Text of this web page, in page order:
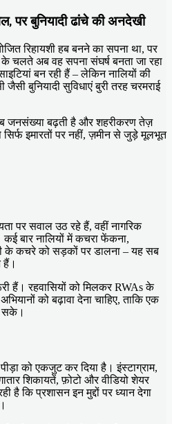
पर बुनियादी ढांचे की अनदेखी
रिहायशी हब बनने का सपना था, पर
चलते अब वह सपना संघर्ष बनता जा रहा
बन रही हैं – लेकिन नालियों की
बुनियादी सुविधाएं बुरी तरह चरमराई
जनसंख्या बढ़ती है और शहरीकरण तेज़
सिर्फ इमारतों पर नहीं, ज़मीन से जुड़े मूलभूत
पर सवाल उठ रहे हैं, वहीं नागरिक
कई बार नालियों में कचरा फेंकना,
के कचरे को सड़कों पर डालना – यह सब
हैं।
हैं। रहवासियों को मिलकर RWAs के
को बढ़ावा देना चाहिए, ताकि एक
सके।
को एकजुट कर दिया है। इंस्टाग्राम,
शिकायतें, फ़ोटो और वीडियो शेयर
है कि प्रशासन इन मुद्दों पर ध्यान देगा